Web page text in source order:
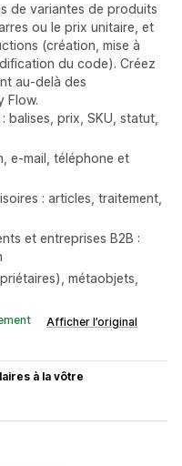
de variantes de produits
ou le prix unitaire, et
(création, mise à
du code). Créez
au-delà des
Flow.
balises, prix, SKU, statut,
e-mail, téléphone et
: articles, traitement,
et entreprises B2B :
métaobjets,
Afficher l’original
à la vôtre